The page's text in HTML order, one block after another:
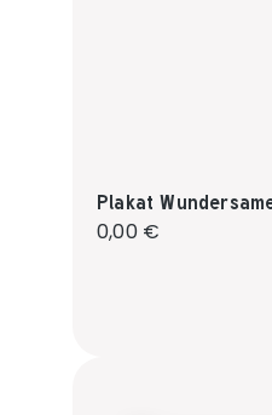
Plakat
Regulärer Preis:
0,00 €